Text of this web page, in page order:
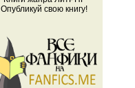
Опубликуй свою книгу!